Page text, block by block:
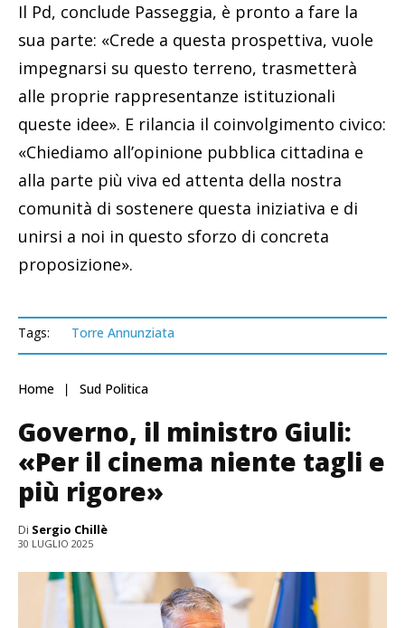
Il Pd, conclude Passeggia, è pronto a fare la
sua parte: «Crede a questa prospettiva, vuole
impegnarsi su questo terreno, trasmetterà
alle proprie rappresentanze istituzionali
queste idee». E rilancia il coinvolgimento civico:
«Chiediamo all’opinione pubblica cittadina e
alla parte più viva ed attenta della nostra
comunità di sostenere questa iniziativa e di
unirsi a noi in questo sforzo di concreta
proposizione».
Tags: Torre Annunziata
Home Sud Politica
Governo, il ministro Giuli:
«Per il cinema niente tagli e
più rigore»
Di Sergio Chillè
30 LUGLIO 2025